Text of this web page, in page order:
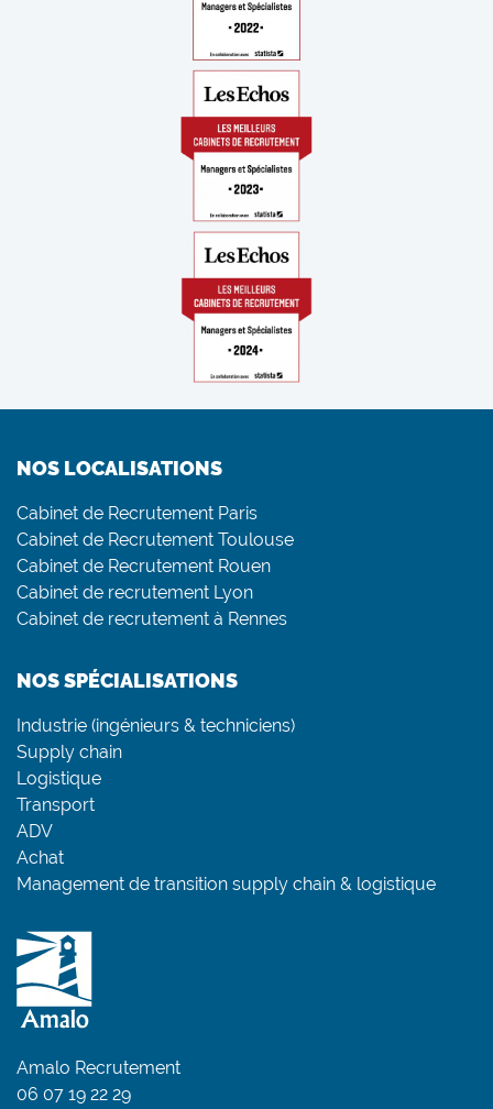
NOS LOCALISATIONS
Cabinet de Recrutement Paris
Cabinet de Recrutement Toulouse
Cabinet de Recrutement Rouen
Cabinet de recrutement Lyon
Cabinet de recrutement à Rennes
NOS SPÉCIALISATIONS
Industrie (ingénieurs & techniciens)
Supply chain
Logistique
Transport
ADV
Achat
Management de transition supply chain & logistique
Amalo Recrutement
06 07 19 22 29